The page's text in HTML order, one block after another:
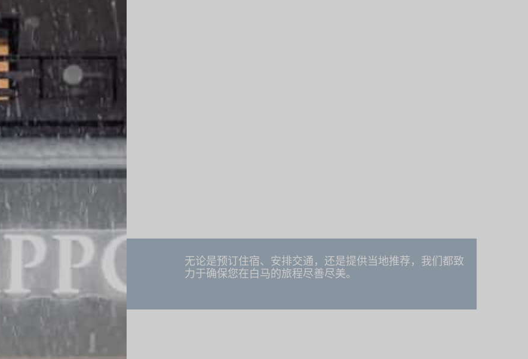
无论是预订住宿、安排交通，还是提供当地推荐，我们都致
力于确保您在白马的旅程尽善尽美。